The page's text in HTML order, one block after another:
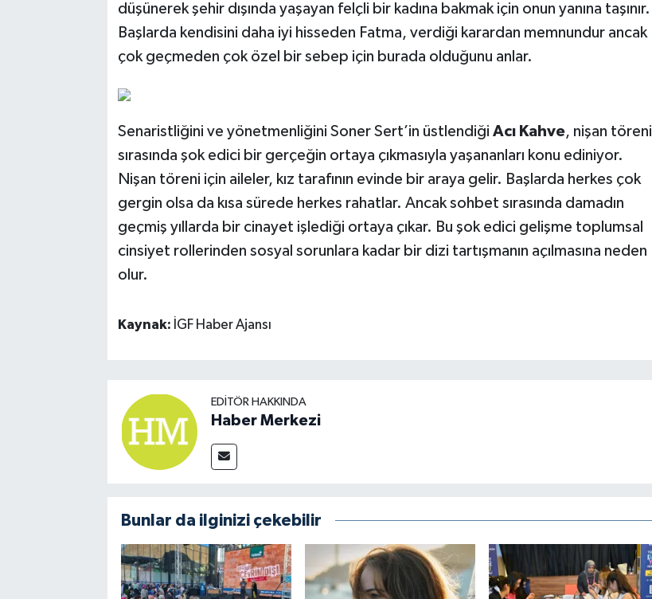
düşünerek şehir dışında yaşayan felçli bir kadına bakmak için onun yanına taşınır.
Başlarda kendisini daha iyi hisseden Fatma, verdiği karardan memnundur ancak
çok geçmeden çok özel bir sebep için burada olduğunu anlar.
Senaristliğini ve yönetmenliğini Soner Sert’in üstlendiği Acı Kahve, nişan töreni
sırasında şok edici bir gerçeğin ortaya çıkmasıyla yaşananları konu ediniyor.
Nişan töreni için aileler, kız tarafının evinde bir araya gelir. Başlarda herkes çok
gergin olsa da kısa sürede herkes rahatlar. Ancak sohbet sırasında damadın
geçmiş yıllarda bir cinayet işlediği ortaya çıkar. Bu şok edici gelişme toplumsal
cinsiyet rollerinden sosyal sorunlara kadar bir dizi tartışmanın açılmasına neden
olur.
Kaynak: İGF Haber Ajansı
EDITÖR HAKKINDA
Haber Merkezi
Bunlar da ilginizi çekebilir